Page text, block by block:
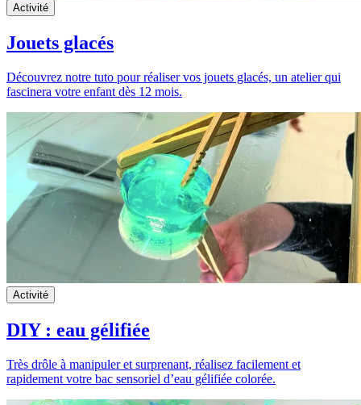
Activité
Jouets glacés
Découvrez notre tuto pour réaliser vos jouets glacés, un atelier qui
fascinera votre enfant dès 12 mois.
Activité
DIY : eau gélifiée
Très drôle à manipuler et surprenant, réalisez facilement et
rapidement votre bac sensoriel d’eau gélifiée colorée.